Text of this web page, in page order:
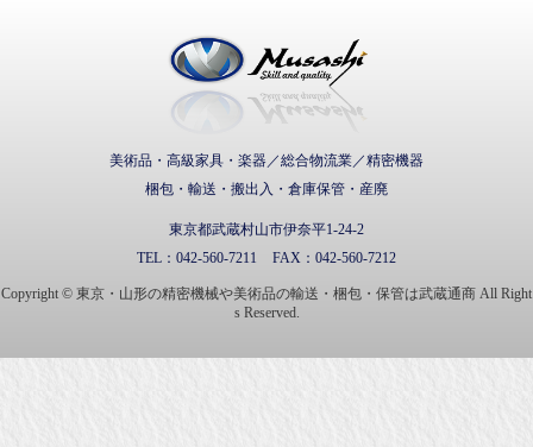
美術品・高級家具・楽器／総合物流業／精密機器
梱包・輸送・搬出入・倉庫保管・産廃
東京都武蔵村山市伊奈平1-24-2
TEL： 042-560-7211 FAX： 042-560-7212
Copyright © 東京・山形の精密機械や美術品の輸送・梱包・保管は武蔵通商 All Right
s Reserved.